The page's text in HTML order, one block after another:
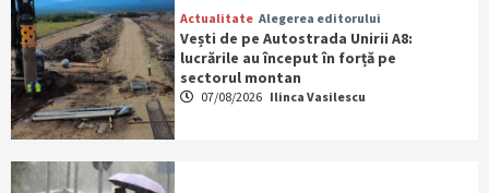
Actualitate Alegerea editorului
Vești de pe Autostrada Unirii A8:
lucrările au început în forță pe
sectorul montan
07/08/2026 Ilinca Vasilescu